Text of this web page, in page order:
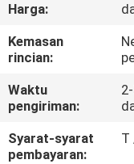
KONTROL
KUALITAS
HUBUNGI
KAMI
Harga:
Kemasan
rincian:
Waktu
pengiriman:
Syarat-syarat
pembayaran:
T